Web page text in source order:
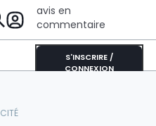
avis en
commentaire
S'INSCRIRE /
CONNEXION